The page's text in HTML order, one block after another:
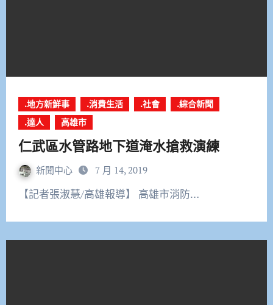
.地方新鮮事 .消費生活 .社會
.綜合新聞
.達人
高雄市
仁武區水管路地下道淹水搶救演練
新聞中心 7 月 14, 2019
【記者張淑慧/高雄報導】 高雄市消防…